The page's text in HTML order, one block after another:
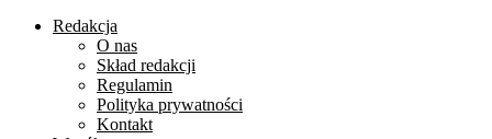
Redakcja
O nas
Skład redakcji
Regulamin
Polityka prywatności
Kontakt